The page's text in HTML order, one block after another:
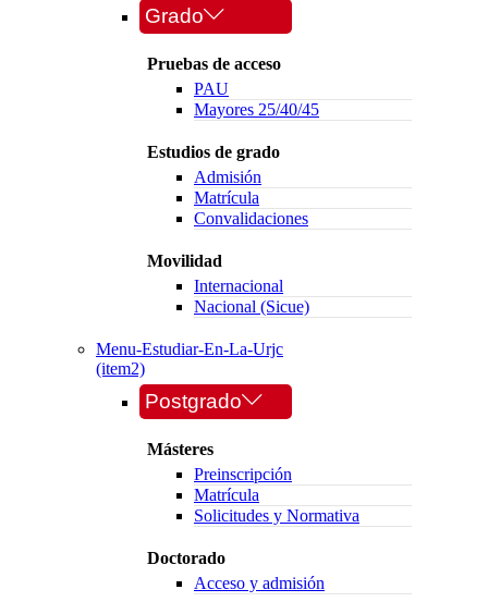
Grado
Pruebas de acceso
PAU
Mayores 25/40/45
Estudios de grado
Admisión
Matrícula
Convalidaciones
Movilidad
Internacional
Nacional (Sicue)
Menu-Estudiar-En-La-Urjc
(item2)
Postgrado
Másteres
Preinscripción
Matrícula
Solicitudes y Normativa
Doctorado
Acceso y admisión